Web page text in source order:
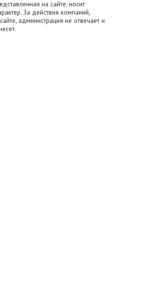
на сайте, носит
За действия компаний,
администрация не отвечает и